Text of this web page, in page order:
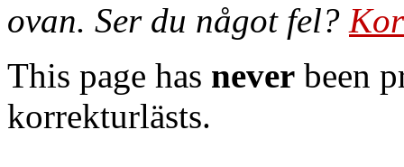
ovan. Ser du något fel?
This page has never been
korrekturlästs.